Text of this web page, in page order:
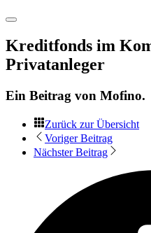
Kreditfonds im
Privatanleger
Ein Beitrag von Mofino.
Zurück zur Übersicht
Voriger Beitrag
Nächster Beitrag